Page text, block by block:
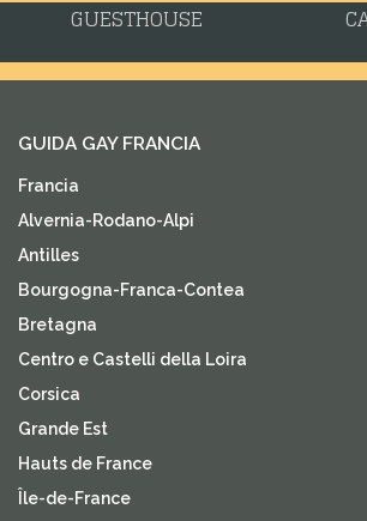
GUESTHOUSE
GUIDA GAY FRANCIA
Francia
Alvernia-Rodano-Alpi
Antilles
Bourgogna-Franca-Contea
Bretagna
Centro e Castelli della Loira
Corsica
Grande Est
Hauts de France
Île-de-France